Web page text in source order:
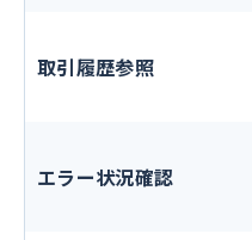
取引履歴参照
エラー状況確認